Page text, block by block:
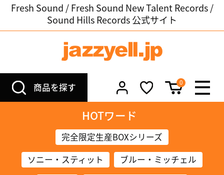
Fresh Sound / Fresh Sound New Talent Records /
Sound Hills Records 公式サイト
商品を探す 0
HOTワード
完全限定生産BOXシリーズ
ソニー・スティット
ブルー・ミッチェル